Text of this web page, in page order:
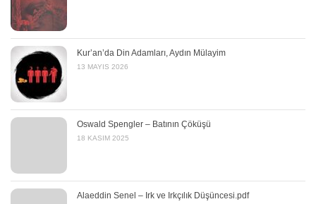
Kur’an’da Din Adamları, Aydın Mülayim
13 MAYIS 2026
Oswald Spengler – Batının Çöküşü
18 KASIM 2025
Alaeddin Senel – Irk ve Irkçılık Düşüncesi.pdf